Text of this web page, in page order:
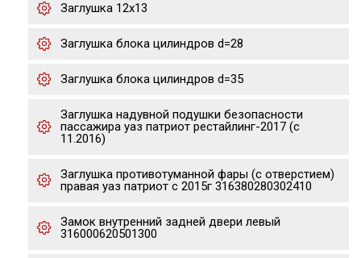
Заглушка 12х13
Заглушка блока цилиндров d=28
Заглушка блока цилиндров d=35
Заглушка надувной подушки безопасности
пассажира уаз патриот рестайлинг-2017 (с
11.2016)
Заглушка противотуманной фары (с отверстием)
правая уаз патриот с 2015г 316380280302410
Замок внутренний задней двери левый
316000620501300